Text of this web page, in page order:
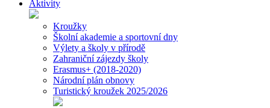
Aktivity
Kroužky
Školní akademie a sportovní dny
Výlety a školy v přírodě
Zahraniční zájezdy školy
Erasmus+ (2018-2020)
Národní plán obnovy
Turistický kroužek 2025/2026